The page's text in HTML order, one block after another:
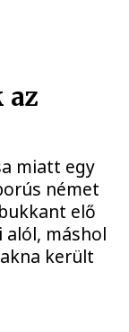
az
miatt egy
német
elő
máshol
került